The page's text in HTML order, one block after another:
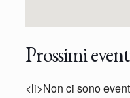
Prossimi
<li>Non ci sono